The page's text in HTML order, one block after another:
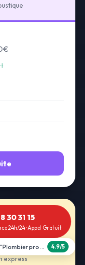
24
express
30 31 15
24h/24 · Appel Gratuit
"Débouchage WC en 30 min" 5.0/5